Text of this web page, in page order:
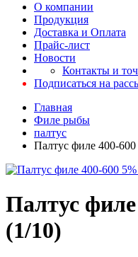
О компании
Продукция
Доставка и Оплата
Прайс-лист
Новости
Контакты и
Подписаться на
Главная
Филе рыбы
палтус
Палтус филе 400-
Палтус
(1/10)